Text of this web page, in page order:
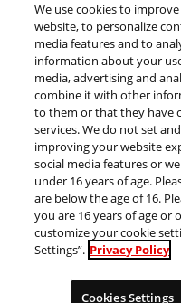
≫ UVM1弾の記事を見る
≫ 過去の記事を見る
©バードスタジオ
推奨環境について
このwebサイトに記載
ト・データの無断
開発中につき、本サイ
We use cookies to
website, to personalize
media features and to
information about your
media, advertising and
combine it with other
to them or that they have
services. We do not set
improving your website
social media features or
under 16 years of age.
are below the age of 16.
you are 16 years of age or
customize your cookie
Settings”. Privacy Policy
Cookies Settings